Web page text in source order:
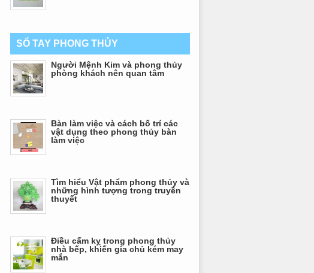
SỔ TAY PHONG THỦY
Người Mệnh Kim và phong thủy
phòng khách nên quan tâm
Bàn làm việc và cách bố trí các
vật dụng theo phong thủy bàn
làm việc
Tìm hiểu Vật phẩm phong thủy và
những hình tượng trong truyền
thuyết
Điều cấm kỵ trong phong thủy
nhà bếp, khiến gia chủ kém may
mắn